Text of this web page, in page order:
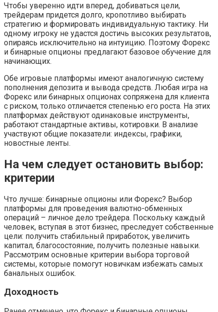
Чтобы уверенно идти вперед, добиваться цели,
трейдерам придется долго, кропотливо выбирать
стратегию и формировать индивидуальную тактику. Ни
одному игроку не удастся достичь высоких результатов,
опираясь исключительно на интуицию. Поэтому Форекс
и бинарные опционы предлагают базовое обучение для
начинающих.
Обе игровые платформы имеют аналогичную систему
пополнения депозита и вывода средств. Любая игра на
Форекс или бинарных опционах сопряжена для клиента
с риском, только отличается степенью его роста. На этих
платформах действуют одинаковые инструменты,
работают стандартные активы, котировки. В анализе
участвуют общие показатели: индексы, графики,
новостные ленты.
На чем следует остановить выбор:
критерии
Что лучше: бинарные опционы или Форекс? Выбор
платформы для проведения валютно-обменных
операций – личное дело трейдера. Поскольку каждый
человек, вступая в этот бизнес, преследует собственные
цели: получить стабильный приработок, увеличить
капитал, благосостояние, получить полезные навыки.
Рассмотрим основные критерии выбора торговой
системы, которые помогут новичкам избежать самых
банальных ошибок.
Доходность